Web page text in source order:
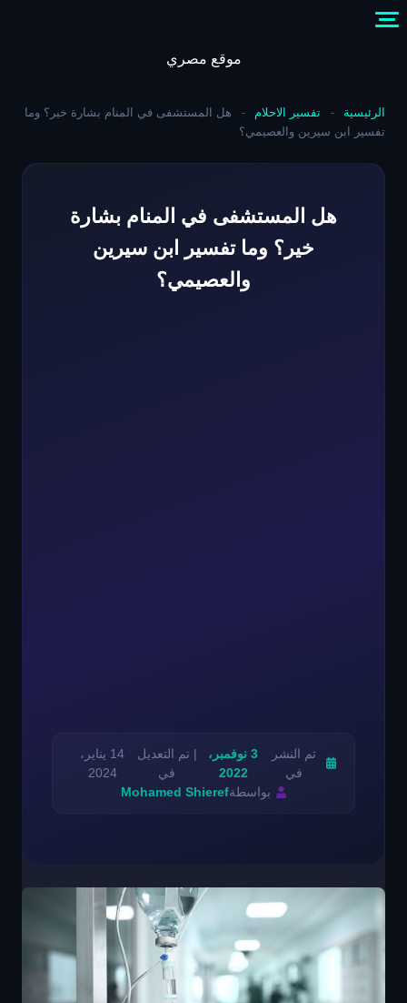
موقع مصري
الرئيسية - تفسير الاحلام -
هل المستشفى في المنام بشارة خير؟ وما
تفسير ابن سيرين والعصيمي؟
هل المستشفى في المنام بشارة
خير؟ وما تفسير ابن سيرين
والعصيمي؟
تم النشر
في
3 نوفمبر،
2022
| تم التعديل
في
14 يناير،
2024
بواسطةMohamed Shieref